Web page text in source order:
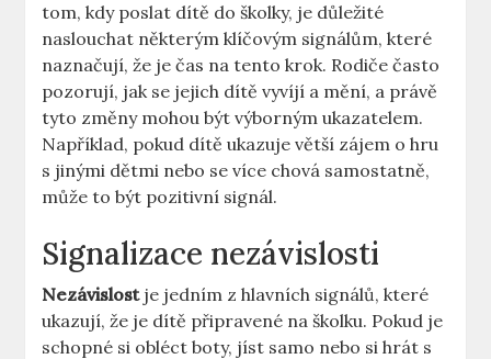
tom, kdy ⁣poslat dítě do školky, je důležité
naslouchat některým klíčovým signálům, ​které
naznačují, že je čas na‌ tento krok. Rodiče často
pozorují, jak ‌se jejich ⁤dítě‍ vyvíjí a mění, a právě
tyto změny mohou být výborným ukazatelem.
Například, pokud⁤ dítě ‍ukazuje⁢ větší ‍zájem o hru
s jinými dětmi nebo se ‍více ‌chová samostatně,
může to být pozitivní signál.
Signalizace nezávislosti
Nezávislostje jedním z hlavních signálů, které
‍ukazují, že⁢ je dítě připravené na školku. Pokud je
schopné si obléct‌ boty, jíst⁣ samo nebo si hrát s